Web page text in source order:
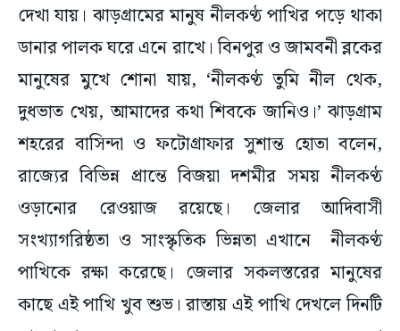
দেখা যায়। ঝাড়গ্রামের মানুষ নীলকণ্ঠ পাখির পড়ে থাকা
ডানার পালক ঘরে এনে রাখে। বিনপুর ও জামবনী ব্লকের
মানুষের মুখে শোনা যায়, ‘নীলকণ্ঠ তুমি নীল থেক,
দুধভাত খেয়, আমাদের কথা শিবকে জানিও।’ ঝাড়গ্রাম
শহরের বাসিন্দা ও ফটোগ্রাফার সুশান্ত হোতা বলেন,
রাজ্যের বিভিন্ন প্রান্তে বিজয়া দশমীর সময় নীলকণ্ঠ
ওড়ানোর রেওয়াজ রয়েছে। জেলার আদিবাসী
সংখ্যাগরিষ্ঠতা ও সাংস্কৃতিক ভিন্নতা এখানে নীলকণ্ঠ
পাখিকে রক্ষা করেছে। জেলার সকলস্তরের মানুষের
কাছে এই পাখি খুব শুভ। রাস্তায় এই পাখি দেখলে দিনটি